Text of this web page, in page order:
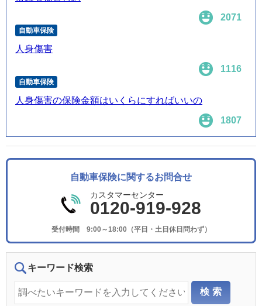
2071
自動車保険
人身傷害
1116
自動車保険
人身傷害の保険金額はいくらにすればいいの
1807
自動車保険に関するお問合せ
カスタマーセンター
0120-919-928
受付時間 9:00～18:00（平日・土日休日問わず）
キーワード検索